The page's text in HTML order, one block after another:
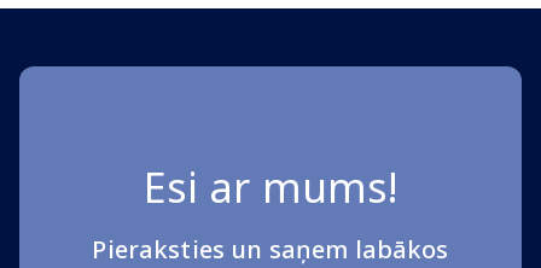
Esi ar mums!
Pieraksties un saņem labākos